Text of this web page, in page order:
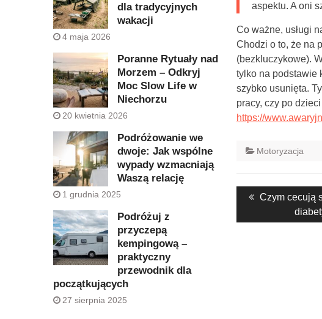
aspektu. A oni
Co ważne, usługi
Chodzi o to, że na
(bezkluczykowe).
tylko na podstawie
szybko usunięta.
pracy, czy po
https://
Motoryzacja
Nawigacja
wpisu
Previous
Czym cecują
dla tradycyjnych
wakacji
4 maja 2026
Poranne Rytuały nad
Morzem – Odkryj
Moc Slow Life w
Niechorzu
20 kwietnia 2026
Podróżowanie we
dwoje: Jak wspólne
wypady wzmacniają
Waszą relację
1 grudnia 2025
Podróżuj z
przyczepą
kempingową –
praktyczny
przewodnik dla
początkujących
27 sierpnia 2025